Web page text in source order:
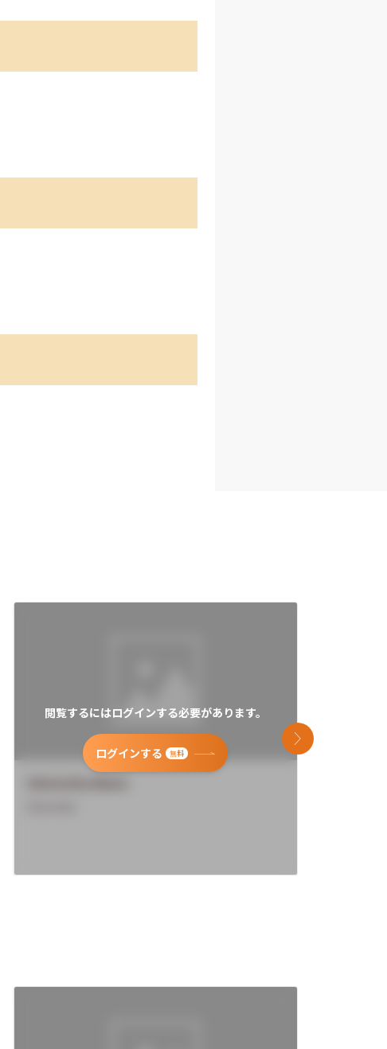
閲覧するにはログインする必要があります。
ログインする 無料
次のスライド